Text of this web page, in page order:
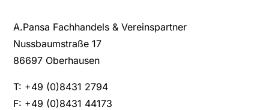
A.Pansa Fachhandels & Vereinspartner
Nussbaumstraße 17
86697 Oberhausen
T: +49 (0)8431 2794
F: +49 (0)8431 44173